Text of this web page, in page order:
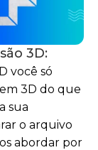
3D:
você só
3D do que
sua
o arquivo
abordar por